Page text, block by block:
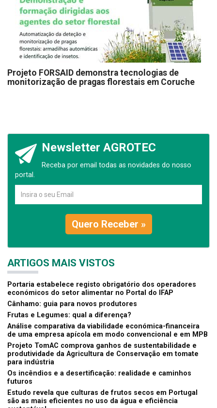
Projeto FORSAID demonstra tecnologias de
monitorização de pragas florestais em Coruche
Newsletter AGROTEC
Receba por email todas as novidades do nosso
portal.
Quero Receber »
ARTIGOS MAIS VISTOS
Portaria estabelece registo obrigatório dos operadores
económicos do setor alimentar no Portal do IFAP
Cânhamo: guia para novos produtores
Frutas e Legumes: qual a diferença?
Análise comparativa da viabilidade económica-financeira
de uma empresa apícola em modo convencional e em MPB
Projeto TomAC comprova ganhos de sustentabilidade e
produtividade da Agricultura de Conservação em tomate
para indústria
Os incêndios e a desertificação: realidade e caminhos
futuros
Estudo revela que culturas de frutos secos em Portugal
são as mais eficientes no uso da água e eficiência